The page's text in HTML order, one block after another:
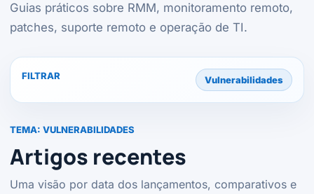
Guias práticos sobre RMM, monitoramento remoto,
patches, suporte remoto e operação de TI.
FILTRAR Vulnerabilidades
TEMA: VULNERABILIDADES
Artigos recentes
Uma visão por data dos lançamentos, comparativos e